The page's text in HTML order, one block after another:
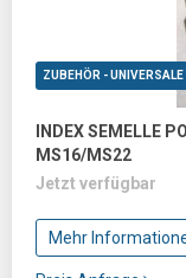
ZUBEHÖR - UNIVERSALE
INDEX SEMELLE
MS16/MS22
Jetzt verfügbar
Mehr